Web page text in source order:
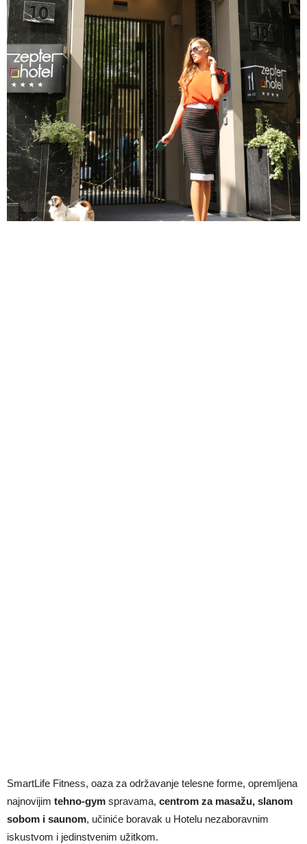
SmartLife Fitness, oaza za održavanje telesne forme, opremljena
najnovijim tehno-gym spravama, centrom za masažu, slanom
sobom i saunom, učiniće boravak u Hotelu nezaboravnim
iskustvom i jedinstvenim užitkom.